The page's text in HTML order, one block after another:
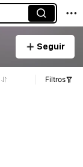
Seguir
Filtros